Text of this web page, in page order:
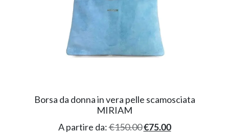
Borsa da donna in vera pelle scamosciata
MIRIAM
A partire da:€150.00€75.00